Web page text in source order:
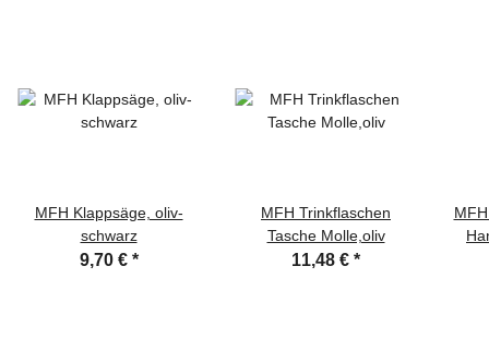
MFH Klappsäge, oliv-
schwarz
9,70 € *
MFH Trinkflaschen
Tasche Molle,oliv
11,48 € *